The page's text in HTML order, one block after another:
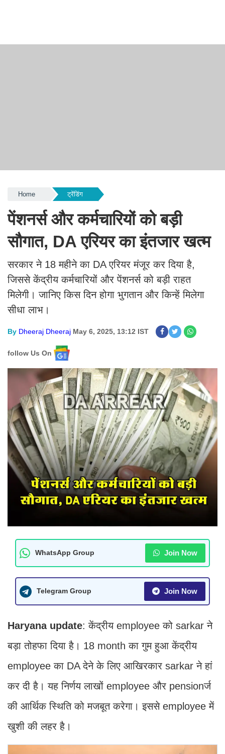
Home ट्रेंडिंग
पेंशनर्स और कर्मचारियों को बड़ी
सौगात, DA एरियर का इंतजार खत्म
सरकार ने 18 महीने का DA एरियर मंजूर कर दिया है,
जिससे केंद्रीय कर्मचारियों और पेंशनर्स को बड़ी राहत
मिलेगी। जानिए किस दिन होगा भुगतान और किन्हें मिलेगा
सीधा लाभ।
By Dheeraj Dheeraj May 6, 2025, 13:12 IST
follow Us On
WhatsApp Group Join Now
Telegram Group Join Now
Haryana update: केंद्रीय employee को sarkar ने
बड़ा तोहफा दिया है। 18 month का गुम हुआ केंद्रीय
employee का DA देने के लिए आ​खिरकार sarkar ने हां
कर दी है। यह​ निर्णय लाखों employee और pensionर्ज
की ​आ​र्थिक ​स्थिति को मजबूत करेगा। इससे employee में
खुशी की लहर है।